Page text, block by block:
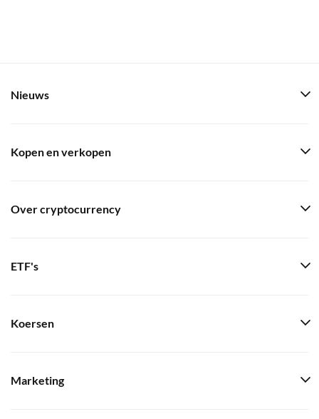
Nieuws
Kopen en verkopen
Over cryptocurrency
ETF's
Koersen
Marketing